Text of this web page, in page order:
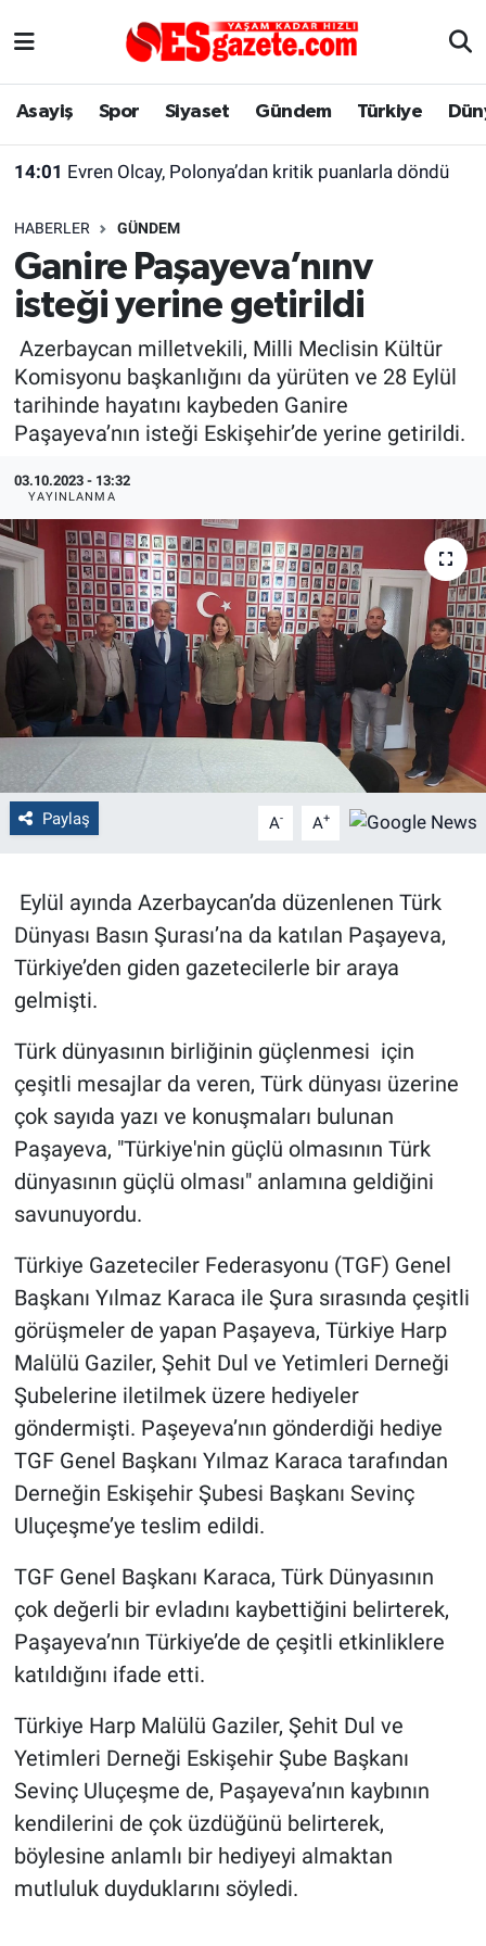
Asayiş Spor Siyaset Gündem Türkiye
14:01 Evren Olcay, Polonya’dan kritik puanlarla döndü
HABERLER GÜNDEM
Ganire Paşayeva’nınv
isteği yerine getirildi
Azerbaycan milletvekili, Milli Meclisin Kültür
Komisyonu başkanlığını da yürüten ve 28 Eylül
tarihinde hayatını kaybeden Ganire
Paşayeva’nın isteği Eskişehir’de yerine getirildi.
03.10.2023 - 13:32
YAYINLANMA
Paylaş A- A+
Eylül ayında Azerbaycan’da düzenlenen Türk
Dünyası Basın Şurası’na da katılan Paşayeva,
Türkiye’den giden gazetecilerle bir araya
gelmişti.
Türk dünyasının birliğinin güçlenmesi için
çeşitli mesajlar da veren, Türk dünyası üzerine
çok sayıda yazı ve konuşmaları bulunan
Paşayeva, "Türkiye'nin güçlü olmasının Türk
dünyasının güçlü olması" anlamına geldiğini
savunuyordu.
Türkiye Gazeteciler Federasyonu (TGF) Genel
Başkanı Yılmaz Karaca ile Şura sırasında çeşitli
görüşmeler de yapan Paşayeva, Türkiye Harp
Malülü Gaziler, Şehit Dul ve Yetimleri Derneği
Şubelerine iletilmek üzere hediyeler
göndermişti. Paşeyeva’nın gönderdiği hediye
TGF Genel Başkanı Yılmaz Karaca tarafından
Derneğin Eskişehir Şubesi Başkanı Sevinç
Uluçeşme’ye teslim edildi.
TGF Genel Başkanı Karaca, Türk Dünyasının
çok değerli bir evladını kaybettiğini belirterek,
Paşayeva’nın Türkiye’de de çeşitli etkinliklere
katıldığını ifade etti.
Türkiye Harp Malülü Gaziler, Şehit Dul ve
Yetimleri Derneği Eskişehir Şube Başkanı
Sevinç Uluçeşme de, Paşayeva’nın kaybının
kendilerini de çok üzdüğünü belirterek,
böylesine anlamlı bir hediyeyi almaktan
mutluluk duyduklarını söyledi.
Asayiş
Gündem
Türkiye
Dünya
Sağlık
Alış-Veriş/İş dünyası
Yaşam
Eskişehirspor Arşivi
Eskişehir Arşivi
Röportaj
Ekonomi
Kültür Sanat
Politika
Bilecik
Kütahya
Gezi
Genel
Çevre
Magazin
Bilim ve Teknoloji
Eskişehir Nöbetçi Eczaneler
Süper Lig Puan Durumu ve Fikstür
Tüm Manşetler
Son Dakika Haberleri
Haber Arşivi